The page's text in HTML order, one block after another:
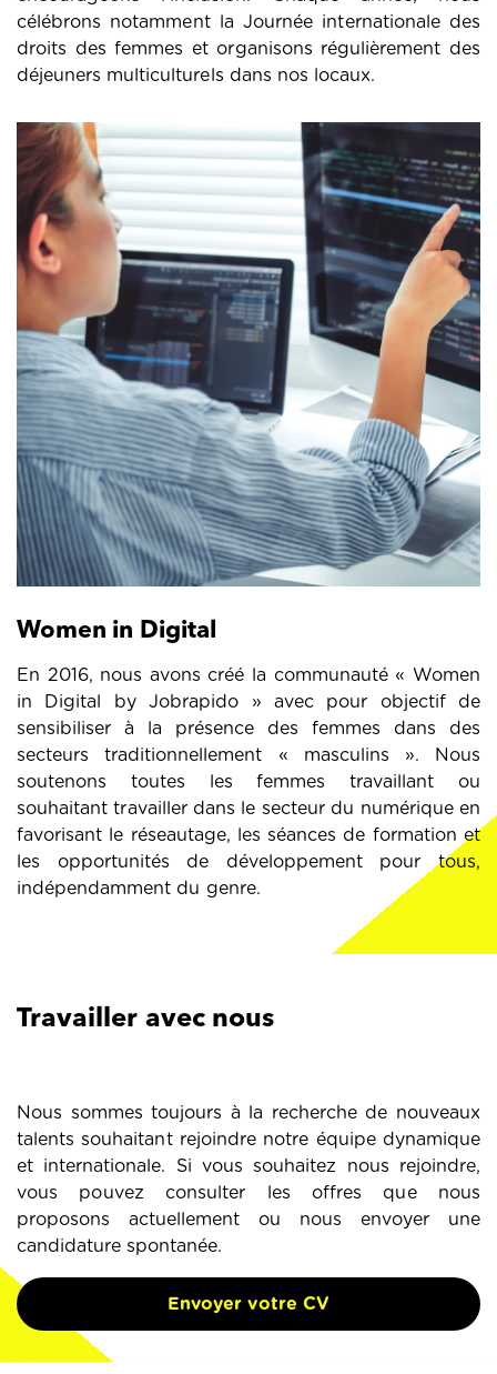
célébrons notamment la Journée internationale des
droits des femmes et organisons régulièrement des
déjeuners multiculturels dans nos locaux.
Women in Digital
En 2016, nous avons créé la communauté « Women
in Digital by Jobrapido » avec pour objectif de
sensibiliser à la présence des femmes dans des
secteurs traditionnellement « masculins ». Nous
soutenons toutes les femmes travaillant ou
souhaitant travailler dans le secteur du numérique en
favorisant le réseautage, les séances de formation et
les opportunités de développement pour tous,
indépendamment du genre.
Travailler avec nous
Nous sommes toujours à la recherche de nouveaux
talents souhaitant rejoindre notre équipe dynamique
et internationale. Si vous souhaitez nous rejoindre,
vous pouvez consulter les offres que nous
proposons actuellement ou nous envoyer une
candidature spontanée.
Envoyer votre CV